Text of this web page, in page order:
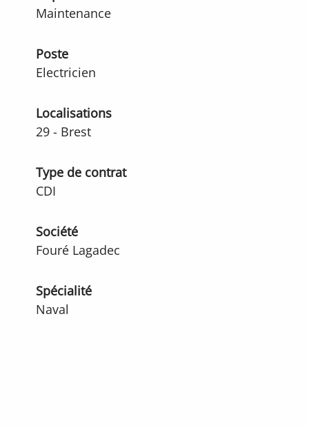
Maintenance
Poste
Electricien
Localisations
29 - Brest
Type de contrat
CDI
Société
Fouré Lagadec
Spécialité
Naval